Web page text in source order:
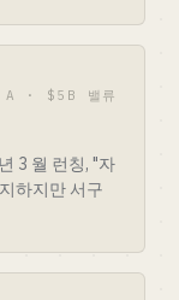
· $5B 밸류
3 월 런칭, "자
하지만 서구